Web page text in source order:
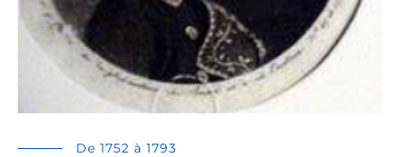
De 1752 à 1793